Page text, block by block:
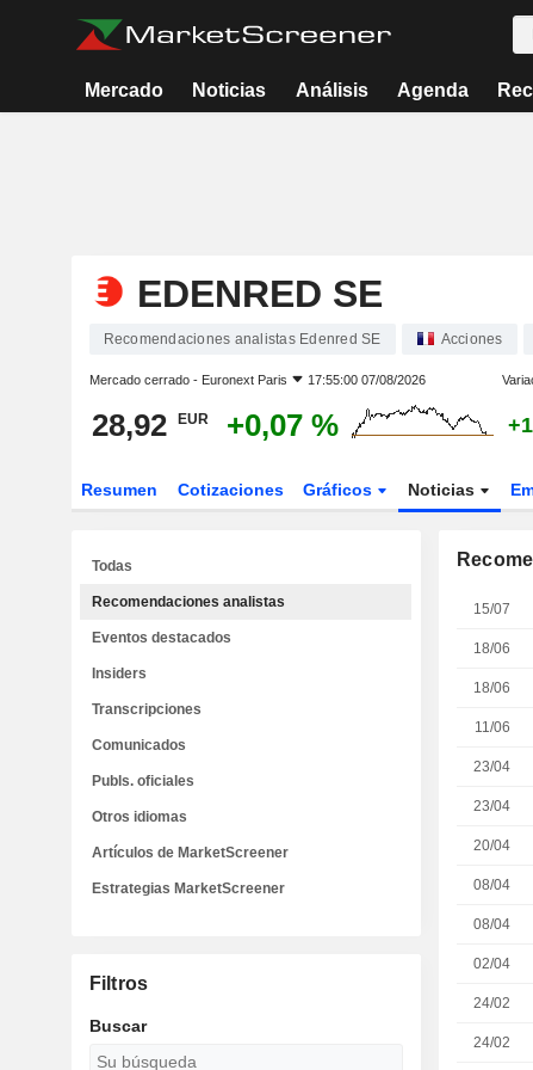
Mercado Noticias Análisis Agenda
EDENRED SE
Recomendaciones analistas Edenred SE Acciones
Mercado cerrado - Euronext Paris 17:55:00 07/08/2026
28,92 EUR +0,07 %
Resumen Cotizaciones Gráficos Noticias
15/07
18/06
18/06
11/06
23/04
23/04
20/04
08/04
08/04
02/04
24/02
24/02
Todas
Recomendaciones analistas
Eventos destacados
Insiders
Transcripciones
Comunicados
Publs. oficiales
Otros idiomas
Artículos de MarketScreener
Estrategias MarketScreener
Filtros
Buscar